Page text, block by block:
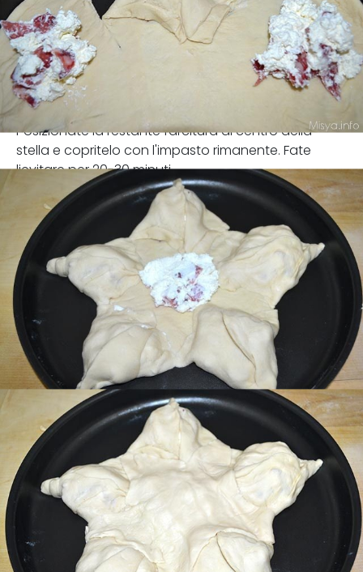
Posizionate la restante farcitura al centro della
stella e copritelo con l'impasto rimanente. Fate
lievitare per 20-30 minuti.